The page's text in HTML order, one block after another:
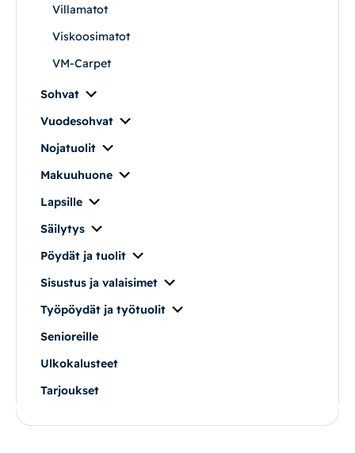
Villamatot
Viskoosimatot
VM-Carpet
Sohvat
Vuodesohvat
Nojatuolit
Makuuhuone
Lapsille
Säilytys
Pöydät ja tuolit
Sisustus ja valaisimet
Työpöydät ja työtuolit
Senioreille
Ulkokalusteet
Tarjoukset